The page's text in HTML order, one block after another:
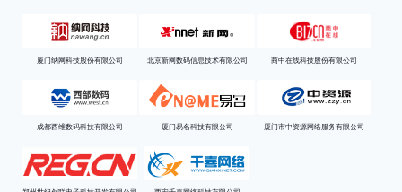
厦门纳网科技股份有限公司 北京新网数码信息技术有限公司 商中在线科技股份有限公司
成都西维数码科技有限公司 厦门易名科技有限公司 厦门市中资源网络服务有限公司